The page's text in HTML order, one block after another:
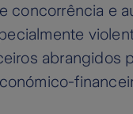
concorrência e
abrangidos